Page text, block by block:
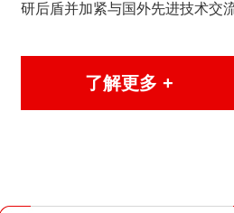
研后盾并加紧与国外先进技术交
了解更多 +